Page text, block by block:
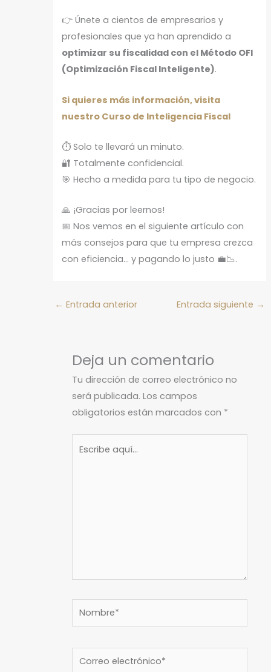
👉 Únete a cientos de empresarios y
profesionales que ya han aprendido a
optimizar su fiscalidad con el Método OFI
(Optimización Fiscal Inteligente).
Si quieres más información, visita
nuestro Curso de Inteligencia Fiscal
⏱️ Solo te llevará un minuto.
🔐 Totalmente confidencial.
🎯 Hecho a medida para tu tipo de negocio.
🙏 ¡Gracias por leernos!
📅 Nos vemos en el siguiente artículo con
más consejos para que tu empresa crezca
con eficiencia… y pagando lo justo 💼📉.
← Entrada anterior Entrada siguiente →
Deja un comentario
Tu dirección de correo electrónico no
será publicada. Los campos
obligatorios están marcados con *
Nombre*
Correo